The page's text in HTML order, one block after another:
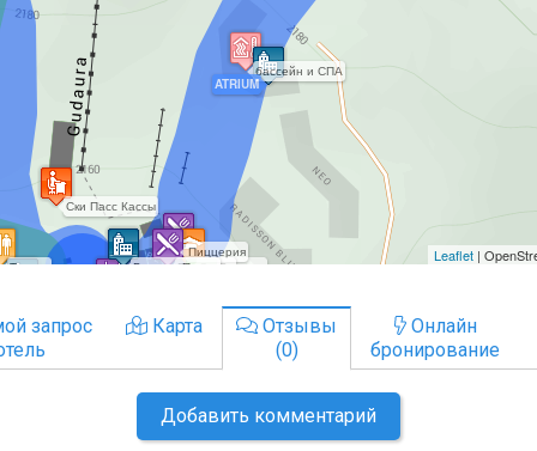
запрос
Карта
Отзывы
(0)
Онлайн
бронирование
Добавить комментарий